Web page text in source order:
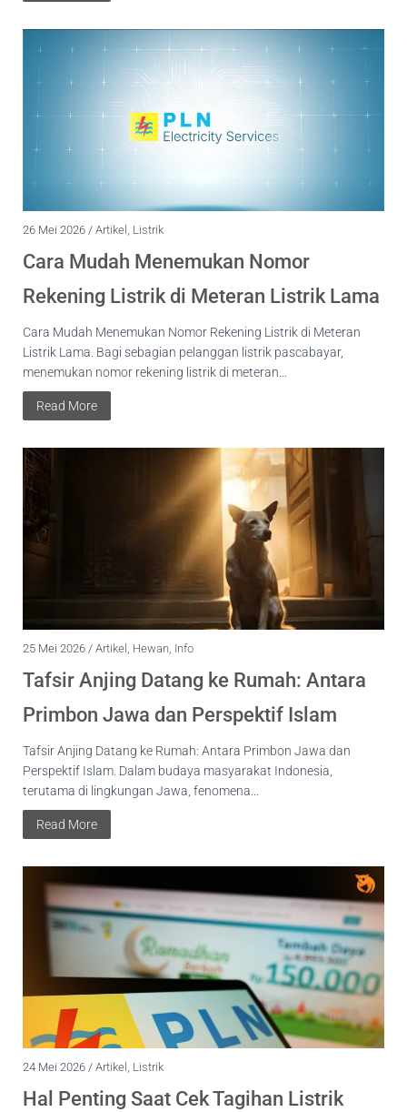
26 Mei 2026 / Artikel , Listrik
Cara Mudah Menemukan Nomor
Rekening Listrik di Meteran Listrik Lama
Cara Mudah Menemukan Nomor Rekening Listrik di Meteran
Listrik Lama. Bagi sebagian pelanggan listrik pascabayar,
menemukan nomor rekening listrik di meteran...
Read More
25 Mei 2026 / Artikel , Hewan, Info
Tafsir Anjing Datang ke Rumah: Antara
Primbon Jawa dan Perspektif Islam
Tafsir Anjing Datang ke Rumah: Antara Primbon Jawa dan
Perspektif Islam. Dalam budaya masyarakat Indonesia,
terutama di lingkungan Jawa, fenomena...
Read More
24 Mei 2026 / Artikel , Listrik
Hal Penting Saat Cek Tagihan Listrik